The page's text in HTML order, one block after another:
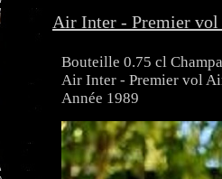
Air Inter - Premier vol
Bouteille 0.75 cl
Air Inter - Premier vol
Année 1989